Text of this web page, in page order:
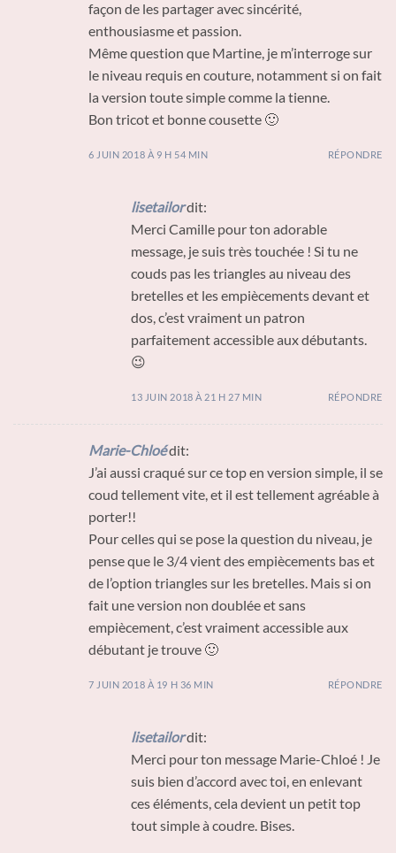
façon de les partager avec sincérité,
enthousiasme et passion.
Même question que Martine, je m’interroge sur
le niveau requis en couture, notamment si on fait
la version toute simple comme la tienne.
Bon tricot et bonne cousette 🙂
6 JUIN 2018 À 9 H 54 MIN RÉPONDRE
lisetailordit:
Merci Camille pour ton adorable
message, je suis très touchée ! Si tu ne
couds pas les triangles au niveau des
bretelles et les empiècements devant et
dos, c’est vraiment un patron
parfaitement accessible aux débutants.
😉
13 JUIN 2018 À 21 H 27 MIN RÉPONDRE
Marie-Chloédit:
J’ai aussi craqué sur ce top en version simple, il se
coud tellement vite, et il est tellement agréable à
porter!!
Pour celles qui se pose la question du niveau, je
pense que le 3/4 vient des empiècements bas et
de l’option triangles sur les bretelles. Mais si on
fait une version non doublée et sans
empiècement, c’est vraiment accessible aux
débutant je trouve 🙂
7 JUIN 2018 À 19 H 36 MIN RÉPONDRE
lisetailordit:
Merci pour ton message Marie-Chloé ! Je
suis bien d’accord avec toi, en enlevant
ces éléments, cela devient un petit top
tout simple à coudre. Bises.